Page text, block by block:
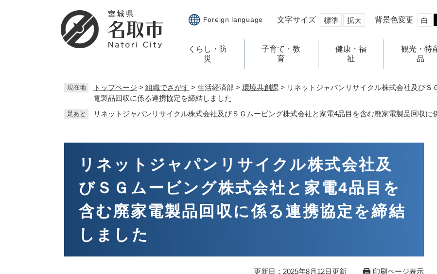
Foreign language 文字サイズ 標準 拡大 背景色変更 白
くらし・防
災
子育て・教
育
健康・福
祉
観光・特
品
現在地 トップページ > 組織でさがす > 生活経済部 > 環境共創課 > リネットジャパンリサイクル株式会社及び
電製品回収に係る連携協定を締結しました
足あと リネットジャパンリサイクル株式会社及びＳＧムービング株式会社と家電4品目を含む廃家電製品回収に
リネットジャパンリサイクル株式会社及
びＳＧムービング株式会社と家電4品目を
含む廃家電製品回収に係る連携協定を締結
しました
更新日：2025年8月12日更新 印刷ページ表示